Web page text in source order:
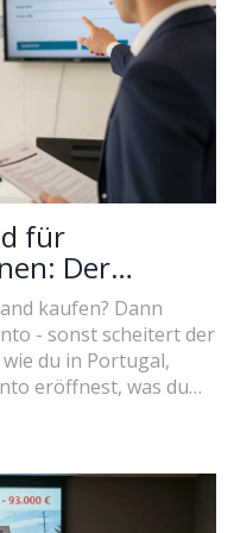
für
Der
kaufen? Dann
- sonst scheitert der
du in Portugal,
eröffnest, was du
musst.